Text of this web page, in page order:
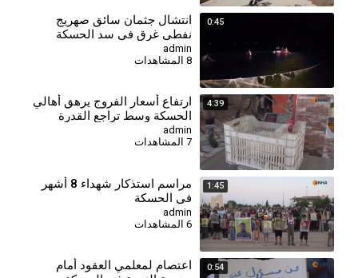
0:45
انتشال جثمان سائق صهريج
نفطي غرق في سد الحسكة
الجنوبي
admin
8 المشاهدات
4:39
⁣ارتفاع أسعار الفروج يرهق أهالي
الحسكة وسط تراجع القدرة
الشرائية
admin
7 المشاهدات
1:45
⁣مراسم استذكار شهداء 8 أشهر
في الحسكة
admin
6 المشاهدات
0:54
اعتصام لمعلمي العقود أمام